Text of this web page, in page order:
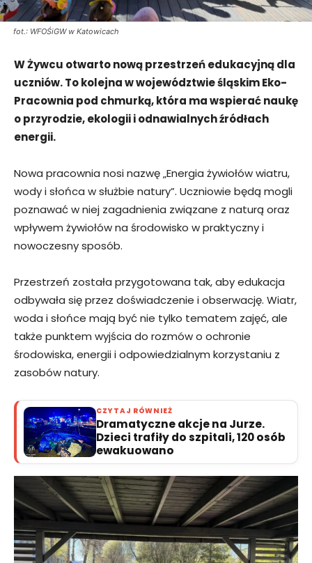
fot.: WFOŚiGW w Katowicach
W Żywcu otwarto nową przestrzeń edukacyjną dla
uczniów. To kolejna w województwie śląskim Eko-
Pracownia pod chmurką, która ma wspierać naukę
o przyrodzie, ekologii i odnawialnych źródłach
energii.
Nowa pracownia nosi nazwę „Energia żywiołów wiatru,
wody i słońca w służbie natury”. Uczniowie będą mogli
poznawać w niej zagadnienia związane z naturą oraz
wpływem żywiołów na środowisko w praktyczny i
nowoczesny sposób.
Przestrzeń została przygotowana tak, aby edukacja
odbywała się przez doświadczenie i obserwację. Wiatr,
woda i słońce mają być nie tylko tematem zajęć, ale
także punktem wyjścia do rozmów o ochronie
środowiska, energii i odpowiedzialnym korzystaniu z
zasobów natury.
CZYTAJ RÓWNIEŻ
Dramatyczne akcje na Jurze.
Dzieci trafiły do szpitali, 120 osób
ewakuowano